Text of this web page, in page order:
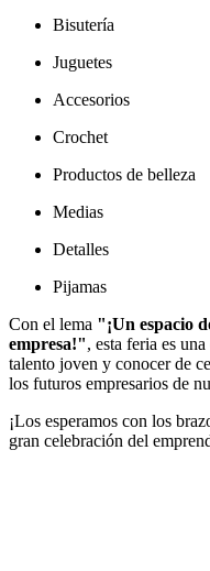
Bisutería
Juguetes
Accesorios
Crochet
Productos de belleza
Medias
Detalles
Pijamas
Con el lema "¡Un espacio
empresa!", esta feria es
talento joven y conocer de
los futuros empresarios de
¡Los esperamos con los
gran celebración del